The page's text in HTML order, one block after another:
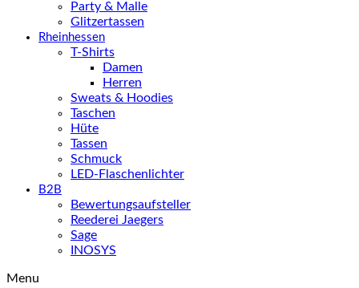
Party & Malle
Glitzertassen
Rheinhessen
T-Shirts
Damen
Herren
Sweats & Hoodies
Taschen
Hüte
Tassen
Schmuck
LED-Flaschenlichter
B2B
Bewertungsaufsteller
Reederei Jaegers
Sage
INOSYS
Menu